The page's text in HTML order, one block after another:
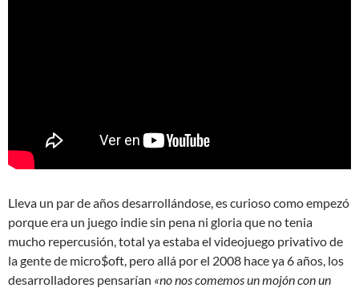
Lleva un par de años desarrollándose, es curioso como empezó
porque era un juego indie sin pena ni gloria que no tenia
mucho repercusión, total ya estaba el videojuego privativo de
la gente de micro$oft, pero allá por el 2008 hace ya 6 años, los
desarrolladores pensarían «no nos comemos un mojón con un